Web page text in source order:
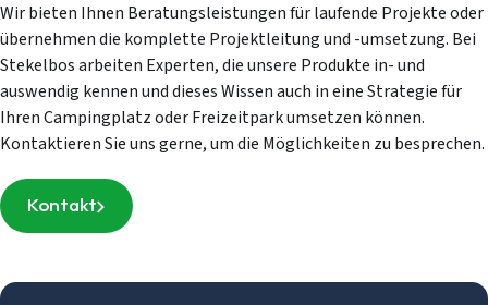
Wir bieten Ihnen Beratungsleistungen für laufende Projekte oder
übernehmen die komplette Projektleitung und -umsetzung. Bei
Stekelbos arbeiten Experten, die unsere Produkte in- und
auswendig kennen und dieses Wissen auch in eine Strategie für
Ihren Campingplatz oder Freizeitpark umsetzen können.
Kontaktieren Sie uns gerne, um die Möglichkeiten zu besprechen.
Kontakt